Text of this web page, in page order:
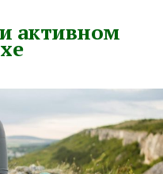
активном